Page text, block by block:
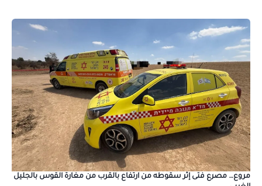
مروع… مصرع فتى إثر سقوطه من ارتفاع بالقرب من مغارة القوس بالجليل